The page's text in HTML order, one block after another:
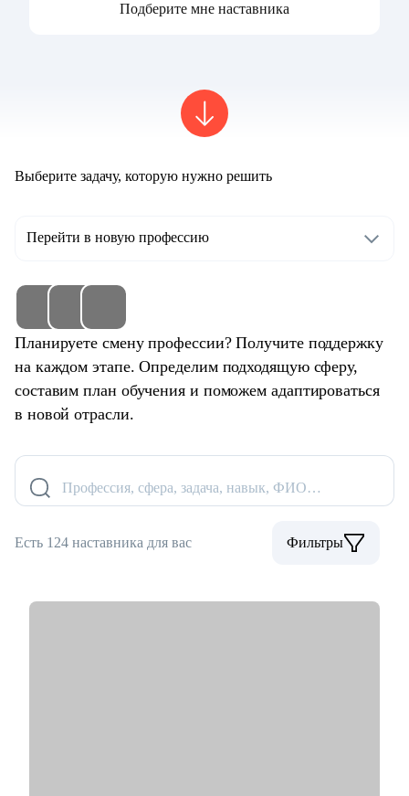
Подберите мне наставника
Выберите задачу, которую нужно решить
Перейти в новую профессию
Планируете смену профессии? Получите поддержку
на каждом этапе. Определим подходящую сферу,
составим план обучения и поможем адаптироваться
в новой отрасли.
Профессия, сфера, задача, навык, ФИО…
Есть 124 наставника для вас Фильтры